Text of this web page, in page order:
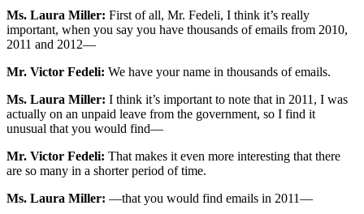
Ms. Laura Miller: First of all, Mr. Fedeli, I think it’s really
important, when you say you have thousands of emails from 2010,
2011 and 2012—
Mr. Victor Fedeli: We have your name in thousands of emails.
Ms. Laura Miller: I think it’s important to note that in 2011, I was
actually on an unpaid leave from the government, so I find it
unusual that you would find—
Mr. Victor Fedeli: That makes it even more interesting that there
are so many in a shorter period of time.
Ms. Laura Miller: —that you would find emails in 2011—